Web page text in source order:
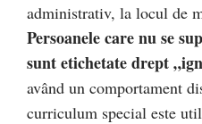
administrativ, la locul de
Persoanele care nu se
sunt etichetate drept
având un comportament
curriculum special este